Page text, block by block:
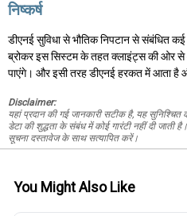
निष्कर्ष
डीएनई सुविधा से भौतिक निपटान से संबंधित
ब्रोकर इस सिस्टम के तहत क्लाइंट्स की ओर
पाएंगे। और इसी तरह डीएनई हरकत में आता है
Disclaimer:
यहां प्रदान की गई जानकारी सटीक है, यह
डेटा की शुद्धता के संबंध में कोई गारंटी नहीं दी
सूचना दस्तावेज के साथ सत्यापित करें।
You Might Also Like